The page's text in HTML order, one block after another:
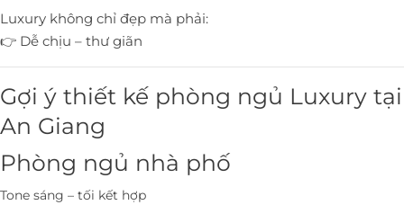
Luxury không chỉ đẹp mà phải:
👉 Dễ chịu – thư giãn
Gợi ý thiết kế phòng ngủ Luxury tại
An Giang
Phòng ngủ nhà phố
Tone sáng – tối kết hợp